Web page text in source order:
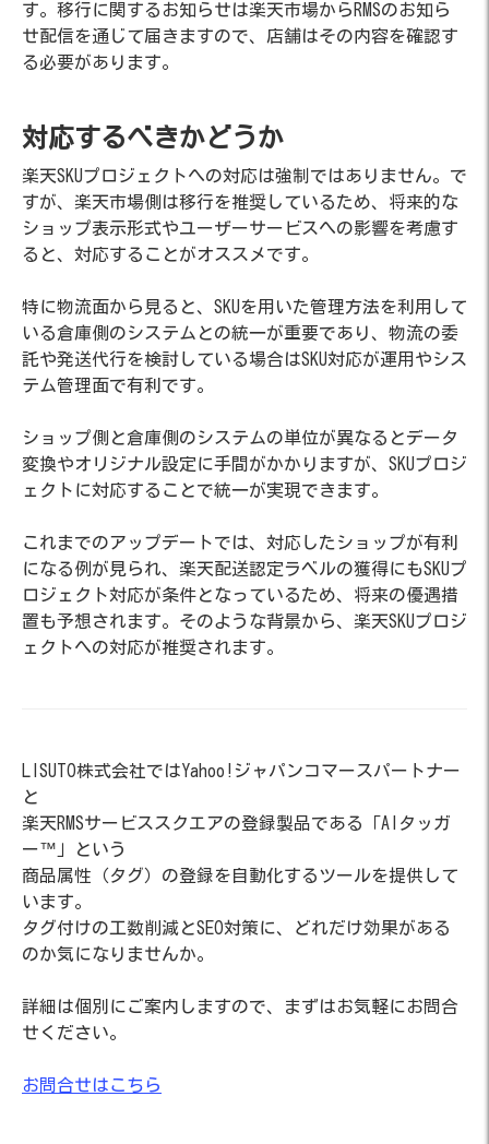
す。移行に関するお知らせは楽天市場からRMSのお知ら
せ配信を通じて届きますので、店舗はその内容を確認す
る必要があります。
対応するべきかどうか
楽天SKUプロジェクトへの対応は強制ではありません。で
すが、楽天市場側は移行を推奨しているため、将来的な
ショップ表示形式やユーザーサービスへの影響を考慮す
ると、対応することがオススメです。
特に物流面から見ると、SKUを用いた管理方法を利用して
いる倉庫側のシステムとの統一が重要であり、物流の委
託や発送代行を検討している場合はSKU対応が運用やシス
テム管理面で有利です。
ショップ側と倉庫側のシステムの単位が異なるとデータ
変換やオリジナル設定に手間がかかりますが、SKUプロジ
ェクトに対応することで統一が実現できます。
これまでのアップデートでは、対応したショップが有利
になる例が見られ、楽天配送認定ラベルの獲得にもSKUプ
ロジェクト対応が条件となっているため、将来の優遇措
置も予想されます。そのような背景から、楽天SKUプロジ
ェクトへの対応が推奨されます。
LISUTO株式会社ではYahoo!ジャパンコマースパートナー
と
楽天RMSサービススクエアの登録製品である「AIタッガ
ー™」という
商品属性（タグ）の登録を自動化するツールを提供して
います。
タグ付けの工数削減とSEO対策に、どれだけ効果がある
のか気になりませんか。
詳細は個別にご案内しますので、まずはお気軽にお問合
せください。
お問合せはこちら